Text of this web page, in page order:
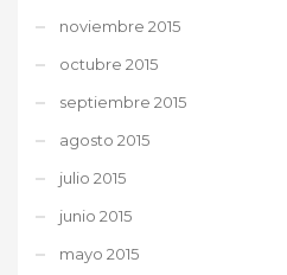
noviembre 2015
octubre 2015
septiembre 2015
agosto 2015
julio 2015
junio 2015
mayo 2015